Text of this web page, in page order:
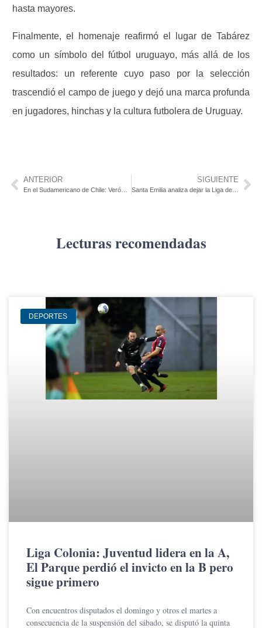
hasta mayores.
Finalmente, el homenaje reafirmó el lugar de Tabárez
como un símbolo del fútbol uruguayo, más allá de los
resultados: un referente cuyo paso por la selección
trascendió el campo de juego y dejó una marca profunda
en jugadores, hinchas y la cultura futbolera de Uruguay.
ANTERIOR SIGUIENTE
Santa Emilia analiza dejar la Liga de Cardona y evalúa su ingreso a la Liga del Centro de Soriano
Lecturas recomendadas
DEPORTES
Liga Colonia: Juventud lidera en la A,
El Parque perdió el invicto en la B pero
sigue primero
Con encuentros disputados el domingo y otros el martes a
consecuencia de la suspensión del sábado, se disputó la quinta